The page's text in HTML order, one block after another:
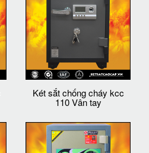
Két sắt chống cháy kcc
110 Vân tay